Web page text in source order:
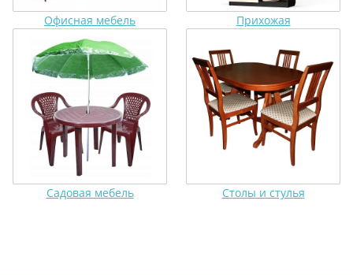
Офисная мебель Прихожая
Садовая мебель Столы и стулья